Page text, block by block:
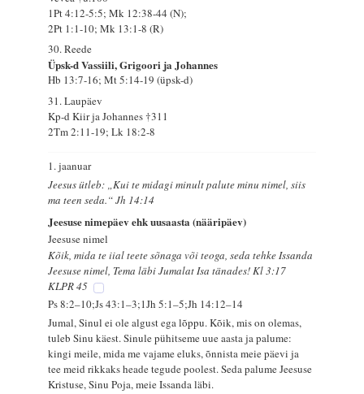
1Pt 4:12-5:5; Mk 12:38-44 (N);
2Pt 1:1-10; Mk 13:1-8 (R)
30. Reede
Üpsk-d Vassiili, Grigoori ja Johannes
Hb 13:7-16; Mt 5:14-19 (üpsk-d)
31. Laupäev
Kp-d Kiir ja Johannes †311
2Tm 2:11-19; Lk 18:2-8
1. jaanuar
Jeesus ütleb: „Kui te midagi minult palute minu nimel, siis
ma teen seda.“ Jh 14:14
Jeesuse nimepäev ehk uusaasta (nääripäev)
Jeesuse nimel
Kõik, mida te iial teete sõnaga või teoga, seda tehke Issanda
Jeesuse nimel, Tema läbi Jumalat Isa tänades! Kl 3:17
KLPR 45
Ps 8:2–10;Js 43:1–3;1Jh 5:1–5;Jh 14:12–14
Jumal, Sinul ei ole algust ega lõppu. Kõik, mis on olemas,
tuleb Sinu käest. Sinule pühitseme uue aasta ja palume:
kingi meile, mida me vajame eluks, õnnista meie päevi ja
tee meid rikkaks heade tegude poolest. Seda palume Jeesuse
Kristuse, Sinu Poja, meie Issanda läbi.